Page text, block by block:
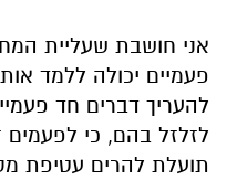
אני חושבת שעליית ה
פעמיים יכולה ללמד אות
להעריך דברים חד
לזלזל בהם, כי לפעמים
תועלת להרים עטיפת